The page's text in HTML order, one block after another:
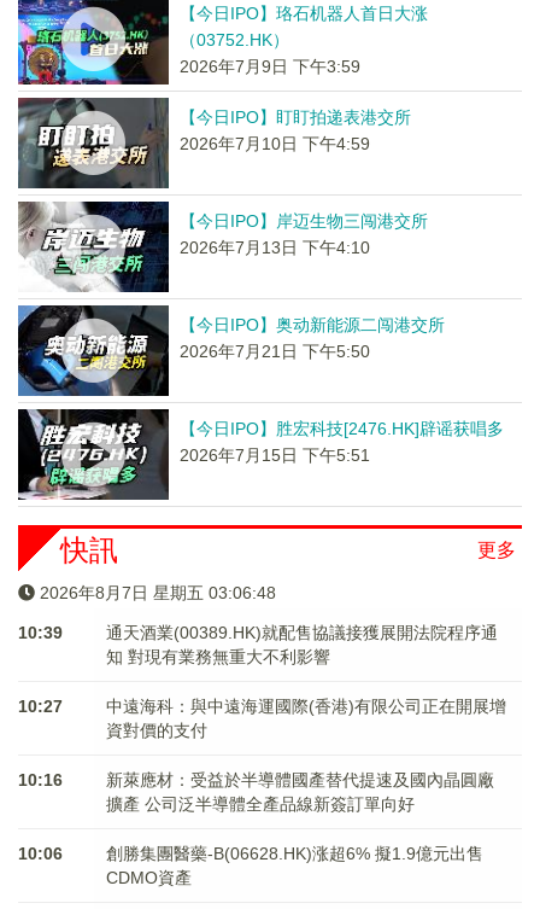
【今日IPO】珞石机器人首日大涨
（03752.HK）
2026年7月9日 下午3:59
【今日IPO】盯盯拍递表港交所
2026年7月10日 下午4:59
【今日IPO】岸迈生物三闯港交所
2026年7月13日 下午4:10
【今日IPO】奥动新能源二闯港交所
2026年7月21日 下午5:50
【今日IPO】胜宏科技[2476.HK]辟谣获唱多
2026年7月15日 下午5:51
更多
快訊
2026年8月7日 星期五 03:06:48
10:39
通天酒業(00389.HK)就配售協議接獲展開法院程序通
知 對現有業務無重大不利影響
10:27
中遠海科：與中遠海運國際(香港)有限公司正在開展增
資對價的支付
10:16
新萊應材：受益於半導體國產替代提速及國內晶圓廠
擴產 公司泛半導體全產品線新簽訂單向好
10:06
創勝集團醫藥-B(06628.HK)涨超6% 擬1.9億元出售
CDMO資產